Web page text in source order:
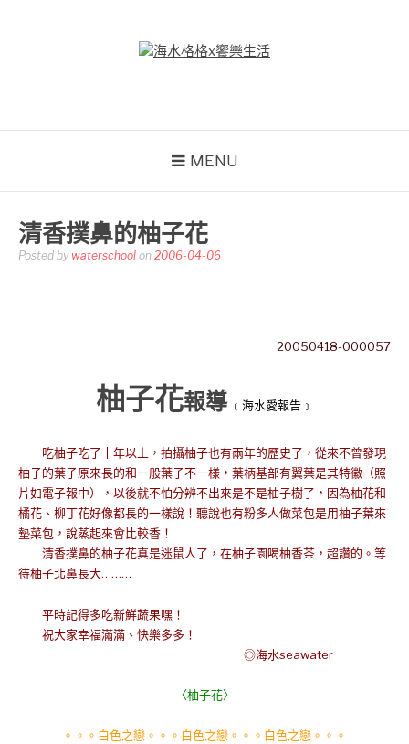
MENU
清香撲鼻的柚子花
Posted by waterschool on 2006-04-06
20050418-000057
柚子花報導 ﹝海水愛報告﹞
吃柚子吃了十年以上，拍攝柚子也有兩年的歷史了，從來不曾發現
柚子的葉子原來長的和一般葉子不一樣， 葉柄基部有翼葉是其特徽（照
片如電子報中），以後就不怕分辨不出來是不是柚子樹了，因為柚花和
橘花、柳丁花好像都長的一樣說！聽說也有粉多人做菜包是用柚子葉來
墊菜包，說蒸起來會比較香！
清香撲鼻的柚子花真是迷鼠人了，在柚子園喝柚香茶，超讚的。等
待柚子北鼻長大………
平時記得多吃新鮮蔬果嘿！
祝大家幸福滿滿、快樂多多！
◎海水seawater
〈柚子花〉
。。。白色之戀。。。白色之戀。。。白色之戀。。。